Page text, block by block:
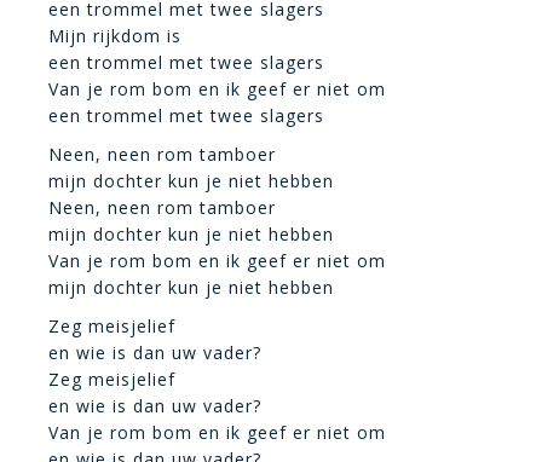
een trommel met twee slagers
Mijn rijkdom is
een trommel met twee slagers
Van je rom bom en ik geef er niet om
een trommel met twee slagers
Neen, neen rom tamboer
mijn dochter kun je niet hebben
Neen, neen rom tamboer
mijn dochter kun je niet hebben
Van je rom bom en ik geef er niet om
mijn dochter kun je niet hebben
Zeg meisjelief
en wie is dan uw vader?
Zeg meisjelief
en wie is dan uw vader?
Van je rom bom en ik geef er niet om